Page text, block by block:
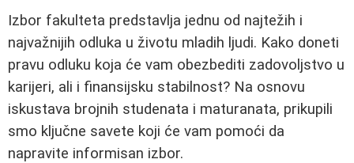
Izbor fakulteta predstavlja jednu od najtežih i
najvažnijih odluka u životu mladih ljudi. Kako doneti
pravu odluku koja će vam obezbediti zadovoljstvo u
karijeri, ali i finansijsku stabilnost? Na osnovu
iskustava brojnih studenata i maturanata, prikupili
smo ključne savete koji će vam pomoći da
napravite informisan izbor.